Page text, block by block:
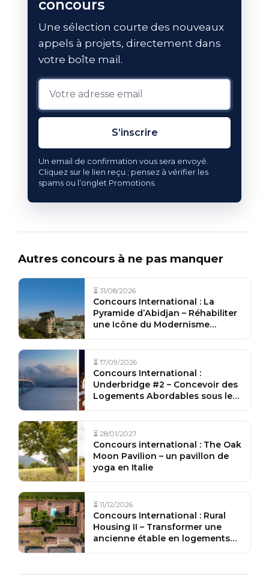
concours
Une sélection courte des nouveaux
appels à projets, directement dans
votre boîte mail.
S’inscrire
Un email de confirmation vous sera envoyé.
Cliquez sur le lien reçu ; pensez à vérifier les
spams ou l’onglet Promotions.
Autres concours à ne pas manquer
⏳ 31/08/2026
Concours International : La
Pyramide d’Abidjan – Réhabiliter
une Icône du Modernisme
⏳ 17/09/2026
Concours International :
Underbridge #2 – Concevoir des
Logements Abordables sous les
⏳ 28/01/2027
Concours international : The Oak
Moon Pavilion – un pavillon de
yoga en Italie
⏳ 11/12/2026
Concours International : Rural
Housing II – Transformer une
ancienne étable en logements